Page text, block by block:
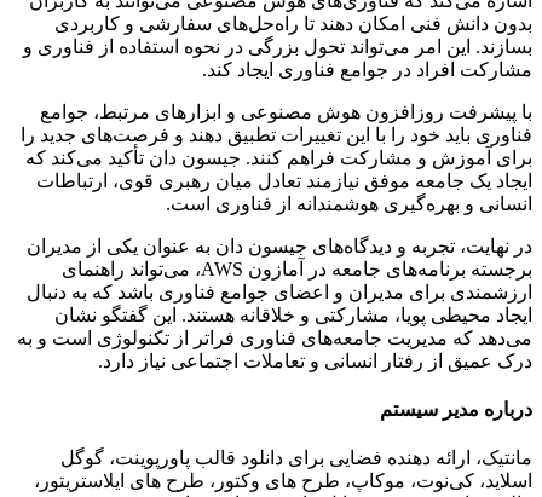
بدون دانش فنی امکان دهند تا راه‌حل‌های سفارشی و کاربردی
بسازند. این امر می‌تواند تحول بزرگی در نحوه استفاده از فناوری و
مشارکت افراد در جوامع فناوری ایجاد کند.
با پیشرفت روزافزون هوش مصنوعی و ابزارهای مرتبط، جوامع
فناوری باید خود را با این تغییرات تطبیق دهند و فرصت‌های جدید را
برای آموزش و مشارکت فراهم کنند. جیسون دان تأکید می‌کند که
ایجاد یک جامعه موفق نیازمند تعادل میان رهبری قوی، ارتباطات
انسانی و بهره‌گیری هوشمندانه از فناوری است.
در نهایت، تجربه و دیدگاه‌های جیسون دان به عنوان یکی از مدیران
برجسته برنامه‌های جامعه در آمازون AWS، می‌تواند راهنمای
ارزشمندی برای مدیران و اعضای جوامع فناوری باشد که به دنبال
ایجاد محیطی پویا، مشارکتی و خلاقانه هستند. این گفتگو نشان
می‌دهد که مدیریت جامعه‌های فناوری فراتر از تکنولوژی است و به
درک عمیق از رفتار انسانی و تعاملات اجتماعی نیاز دارد.
درباره مدیر سیستم
مانتیک، ارائه دهنده فضایی برای دانلود قالب پاورپوینت، گوگل
اسلاید، کی‌نوت، موکاپ، طرح های وکتور، طرح های ایلاستریتور،